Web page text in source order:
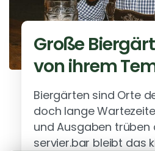
Große
von ihrem
Biergärten sind Orte
doch lange
und Ausgaben trüben
servier.bar bleibt das